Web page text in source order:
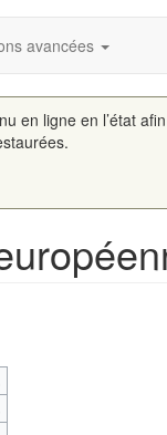
avancées
ligne en l’état